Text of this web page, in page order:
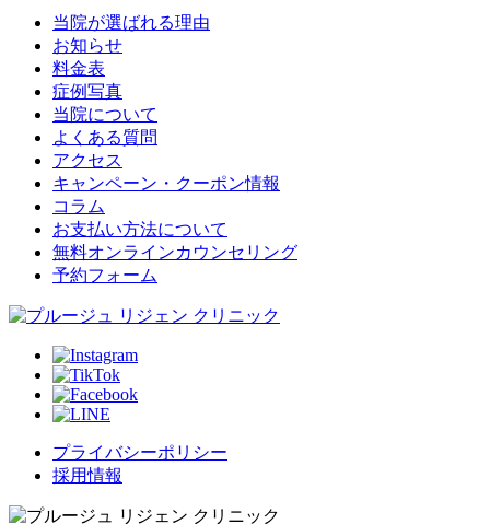
当院が選ばれる理由
お知らせ
料金表
症例写真
当院について
よくある質問
アクセス
キャンペーン・クーポン情報
コラム
お支払い方法について
無料オンラインカウンセリング
予約フォーム
プライバシーポリシー
採用情報